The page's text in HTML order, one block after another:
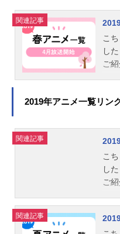
関連記事
こ
し
ご
2019年アニメ一覧リン
関連記事
こ
し
ご
関連記事